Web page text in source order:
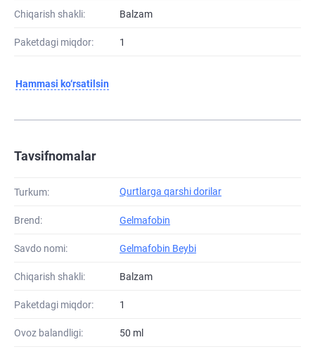
Chiqarish shakli: Balzam
Paketdagi miqdor: 1
Hammasi ko‘rsatilsin
Tavsifnomalar
Turkum: Qurtlarga qarshi dorilar
Brend: Gelmafobin
Savdo nomi: Gelmafobin Beybi
Chiqarish shakli: Balzam
Paketdagi miqdor: 1
Ovoz balandligi: 50 ml